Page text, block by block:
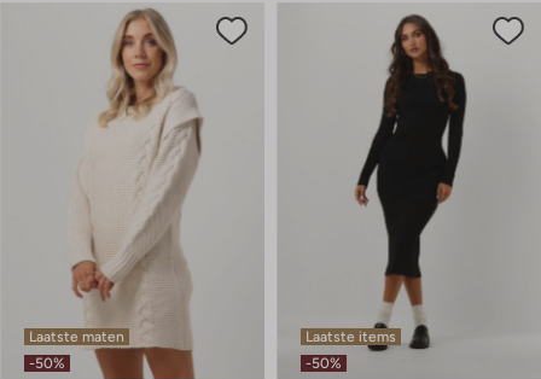
Laatste maten
-50%
Laatste items
-50%